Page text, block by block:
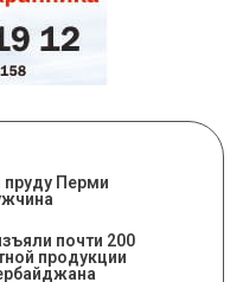
Перми
почти 200
продукции